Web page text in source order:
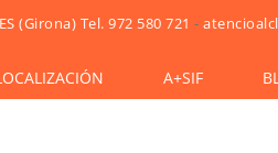
(Girona) Tel. 972 580 721 -
A+SIF